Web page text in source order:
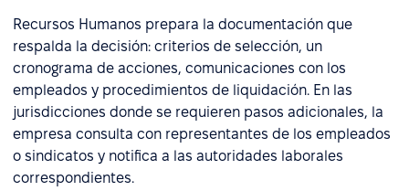
Recursos Humanos prepara la documentación que
respalda la decisión: criterios de selección, un
cronograma de acciones, comunicaciones con los
empleados y procedimientos de liquidación. En las
jurisdicciones donde se requieren pasos adicionales, la
empresa consulta con representantes de los empleados
o sindicatos y notifica a las autoridades laborales
correspondientes.